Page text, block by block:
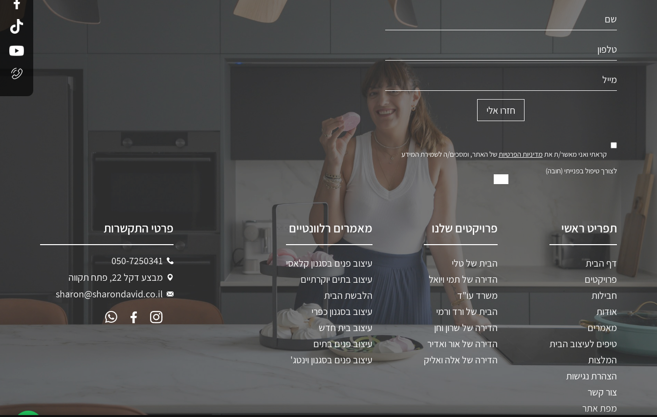
קראתי ואני מאשר/ת אתמדיניות הפרטיותשל האתר, ומסכים/ה לשמירת המידע
לצורך טיפול בפנייתי (חובה)
תפריט ראשי
דף הבית
פרויקטים
חבילות
אודות
מאמרים
טיפים לעיצוב הבית
המלצות
הצהרת נגישות
צור קשר
מפת אתר
פרויקטים שלנו
הבית של טלי
הדירה של תמי ויואל
משרד עו"ד
הבית של ורד ורמי
הדירה של שרון וחן
הדירה של אור ואדיר
הדירה של אלה ואליק
מאמרים רלוונטיים
עיצוב פנים בסגנון קלאסי
עיצוב בתים יוקרתיים
הלבשת הבית
עיצוב בסגנון כפרי
עיצוב בית חדש
עיצוב פנים בתים
עיצוב פנים בסגנון וינטג'
פרטי התקשרות
050-7250341
מבצע דקל 22, פתח תקווה
sharon@sharondavid.co.il